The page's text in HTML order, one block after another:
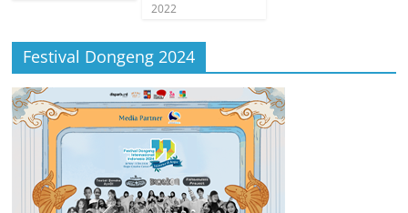
2022
Festival Dongeng 2024